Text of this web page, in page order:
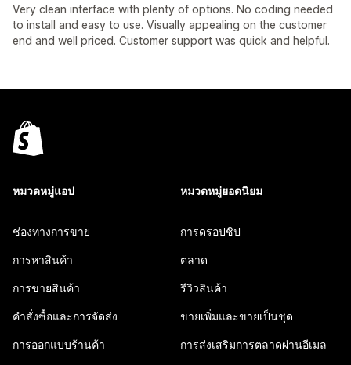
Very clean interface with plenty of options. No coding needed
to install and easy to use. Visually appealing on the customer
end and well priced. Customer support was quick and helpful.
หมวดหมู่แอป
ช่องทางการขาย
การหาสินค้า
การขายสินค้า
คำสั่งซื้อและการจัดส่ง
การออกแบบร้านค้า
หมวดหมู่ยอดนิยม
การดรอปชิป
ตลาด
รีวิวสินค้า
ขายเพิ่มและขายเป็นชุด
การส่งเสริมการตลาดผ่านอีเมล